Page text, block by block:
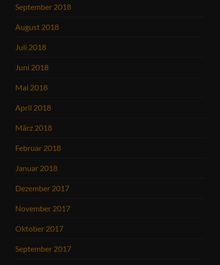
September 2018
August 2018
Juli 2018
Juni 2018
Mai 2018
April 2018
März 2018
Februar 2018
Januar 2018
Dezember 2017
November 2017
Oktober 2017
September 2017